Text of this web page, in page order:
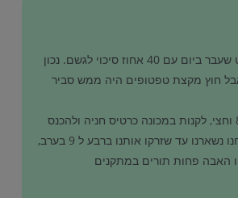
אנחנו היינו באוגוסט שעבר ביום עם 40 אחוז סיכוי לגשם. נכון
חוץ מקצת טפטופים היה ממש סביר
להגיע ב 8 וחצי, לקנות במכונה כרטיס חניה ולהכנס
ישר לוולוטריום. אנחנו נשארנו עד שזרקו אותנו ברבע ל 9 בערב,
האבה פחות תורים במתקנים